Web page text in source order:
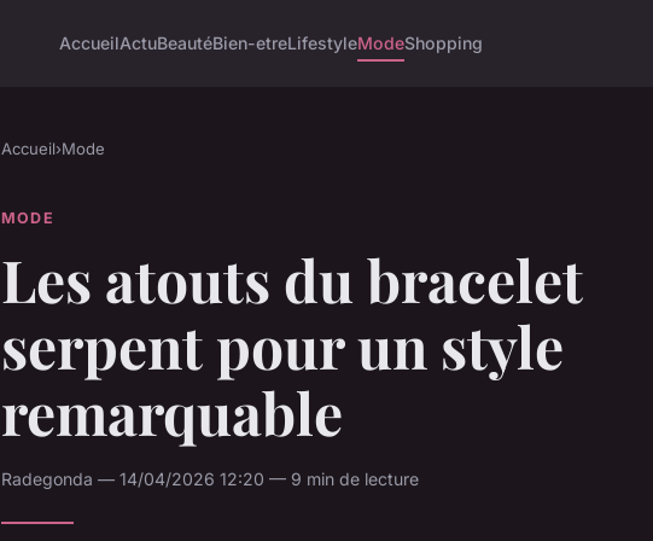
AccueilActuBeautéBien-etreLifestyleModeShopping
Accueil›Mode
MODE
Les atouts du bracelet
serpent pour un style
remarquable
Radegonda — 14/04/2026 12:20 — 9 min de lecture